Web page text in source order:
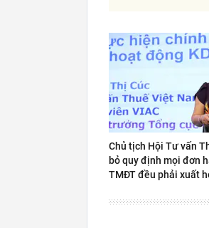
Chủ tịch Hội Tư vấn
bỏ quy định mọi đơn
TMĐT đều phải xuất